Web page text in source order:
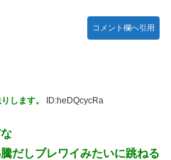
コメント欄へ引用
します。 ID:heDQcycRa
だしブレワイみたいに跳ねる